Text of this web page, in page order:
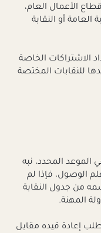
الأعمال العام،
العامة أو النقابة
الاشتراكات الخاصة
للنقابات المختصة
الموعد المحدد، نبه
الوصول، فإذا لم
من جدول النقابة
المهنة.
إعادة قيده مقابل